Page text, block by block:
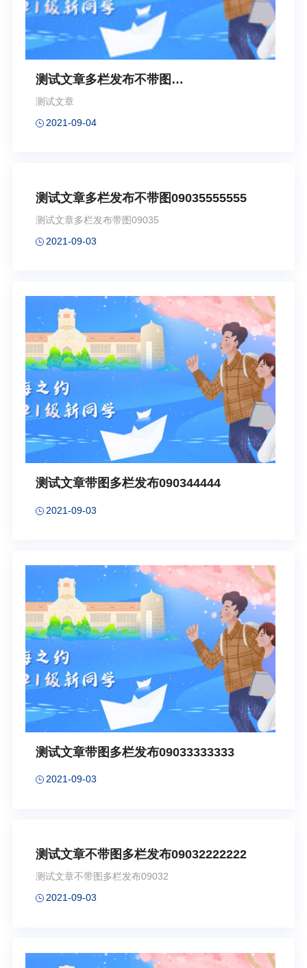
测试文章多栏发布不带图
0904111111111111
测试文章
2021-09-04
测试文章多栏发布不带图09035555555
测试文章多栏发布带图09035
2021-09-03
测试文章带图多栏发布090344444
2021-09-03
测试文章带图多栏发布09033333333
2021-09-03
测试文章不带图多栏发布09032222222
测试文章不带图多栏发布09032
2021-09-03